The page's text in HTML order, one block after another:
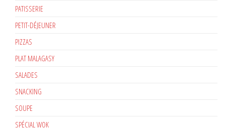
PATISSERIE
PETIT-DÉJEUNER
PIZZAS
PLAT MALAGASY
SALADES
SNACKING
SOUPE
SPÉCIAL WOK